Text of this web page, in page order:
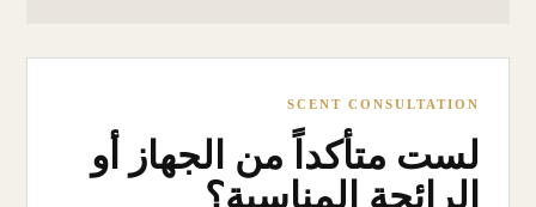
SCENT CONSULTATION
لست متأكداً من الجهاز أو
الرائحة المناسبة؟